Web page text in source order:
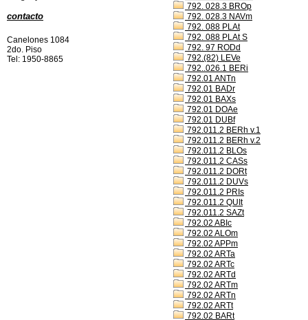
792. 028.3 BROp
792. 028.3 NAVm
792. 088 PLAt
792. 088 PLAt S
792. 97 RODd
792.(82) LEVe
792..026.1 BERi
792.01 ANTn
792.01 BADr
792.01 BAXs
792.01 DOAe
792.01 DUBf
792.011.2 BERh v.1
792.011.2 BERh v.2
792.011.2 BLOs
792.011.2 CASs
792.011.2 DORt
792.011.2 DUVs
792.011.2 PRIs
792.011.2 QUIt
792.011.2 SAZt
792.02 ABIc
792.02 ALOm
792.02 APPm
792.02 ARTa
792.02 ARTc
792.02 ARTd
792.02 ARTm
792.02 ARTn
792.02 ARTt
792.02 BARt
contacto
Canelones 1084
2do. Piso
Tel: 1950-8865